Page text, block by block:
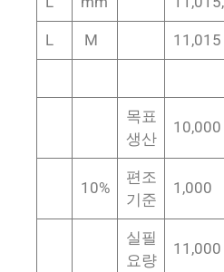
L M 11,015
목표
생산
10,000
10%
편조
기준
1,000
실필
요량
11,000